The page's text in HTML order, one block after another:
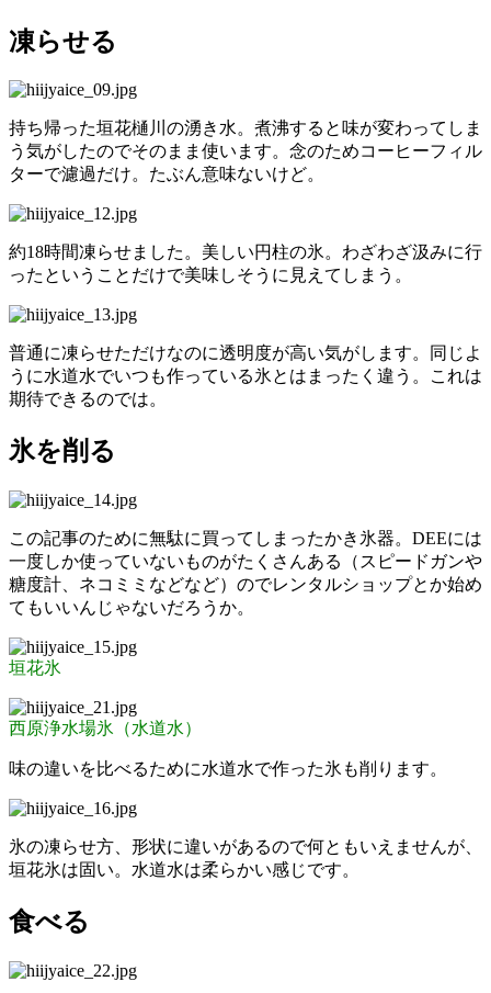
凍らせる
持ち帰った垣花樋川の湧き水。煮沸すると味が変わってしま
う気がしたのでそのまま使います。念のためコーヒーフィル
ターで濾過だけ。たぶん意味ないけど。
約18時間凍らせました。美しい円柱の氷。わざわざ汲みに行
ったということだけで美味しそうに見えてしまう。
普通に凍らせただけなのに透明度が高い気がします。同じよ
うに水道水でいつも作っている氷とはまったく違う。これは
期待できるのでは。
氷を削る
この記事のために無駄に買ってしまったかき氷器。DEEには
一度しか使っていないものがたくさんある（スピードガンや
糖度計、ネコミミなどなど）のでレンタルショップとか始め
てもいいんじゃないだろうか。
垣花氷
西原浄水場氷（水道水）
味の違いを比べるために水道水で作った氷も削ります。
氷の凍らせ方、形状に違いがあるので何ともいえませんが、
垣花氷は固い。水道水は柔らかい感じです。
食べる